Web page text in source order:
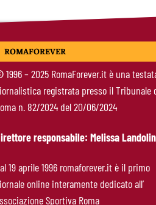
ROMAFOREVER
1996 – 2025 RomaForever.it è una
registrata presso il Tribunale
n. 82/2024 del 20/06/2024
responsabile: Melissa
19 aprile 1996 romaforever.it è il primo
online interamente dedicato all’
Sportiva Roma